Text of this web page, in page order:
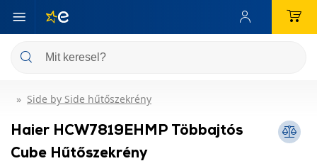
Side by Side hűtőszekrény
Haier HCW7819EHMP Többajtós
Cube Hűtőszekrény